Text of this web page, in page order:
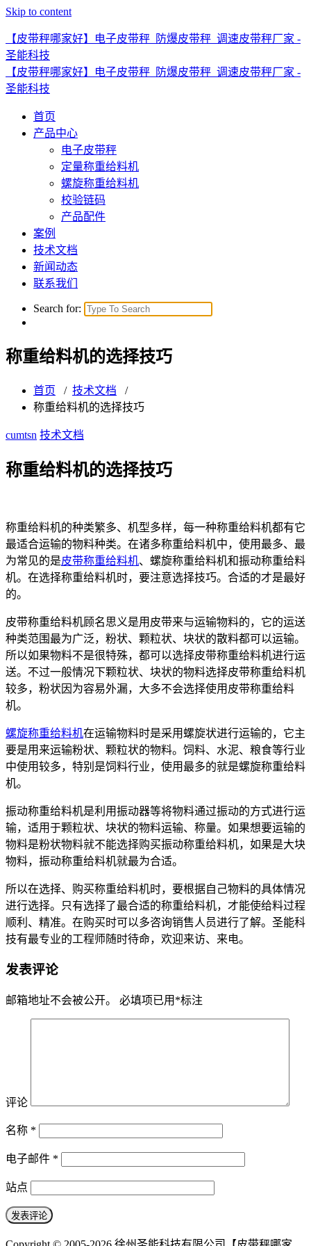
Skip to content
【皮带秤哪家好】电子皮带秤_防爆皮带秤_调速皮带秤厂家 -
圣能科技
【皮带秤哪家好】电子皮带秤_防爆皮带秤_调速皮带秤厂家 -
圣能科技
首页
产品中心
电子皮带秤
定量称重给料机
螺旋称重给料机
校验链码
产品配件
案例
技术文档
新闻动态
联系我们
Search for:
称重给料机的选择技巧
首页 / 技术文档 /
称重给料机的选择技巧
cumtsn 技术文档
称重给料机的选择技巧
称重给料机的种类繁多、机型多样，每一种称重给料机都有它
最适合运输的物料种类。在诸多称重给料机中，使用最多、最
为常见的是皮带称重给料机、螺旋称重给料机和振动称重给料
机。在选择称重给料机时，要注意选择技巧。合适的才是最好
的。
皮带称重给料机顾名思义是用皮带来与运输物料的，它的运送
种类范围最为广泛，粉状、颗粒状、块状的散料都可以运输。
所以如果物料不是很特殊，都可以选择皮带称重给料机进行运
送。不过一般情况下颗粒状、块状的物料选择皮带称重给料机
较多，粉状因为容易外漏，大多不会选择使用皮带称重给料
机。
螺旋称重给料机在运输物料时是采用螺旋状进行运输的，它主
要是用来运输粉状、颗粒状的物料。饲料、水泥、粮食等行业
中使用较多，特别是饲料行业，使用最多的就是螺旋称重给料
机。
振动称重给料机是利用振动器等将物料通过振动的方式进行运
输，适用于颗粒状、块状的物料运输、称量。如果想要运输的
物料是粉状物料就不能选择购买振动称重给料机，如果是大块
物料，振动称重给料机就最为合适。
所以在选择、购买称重给料机时，要根据自己物料的具体情况
进行选择。只有选择了最合适的称重给料机，才能使给料过程
顺利、精准。在购买时可以多咨询销售人员进行了解。圣能科
技有最专业的工程师随时待命，欢迎来访、来电。
发表评论
邮箱地址不会被公开。 必填项已用 *标注
评论
名称 *
电子邮件 *
站点